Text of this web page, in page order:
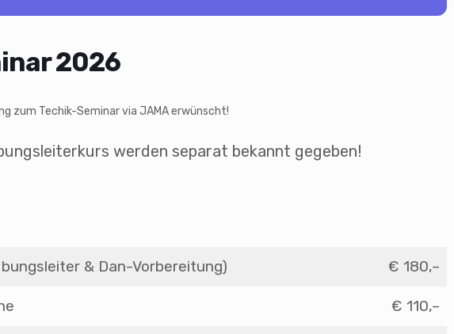
2026
zum Techik-Seminar via JAMA erwünscht!
werden separat bekannt gegeben!
& Dan-Vorbereitung) € 180,–
€ 110,–